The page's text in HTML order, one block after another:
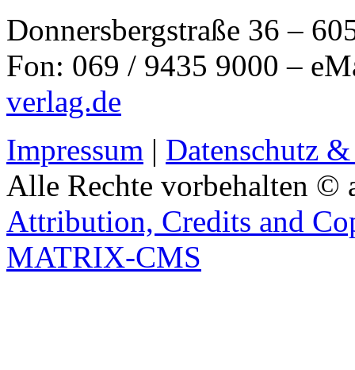
Donnersbergstraße 36 –
Fon: 069 / 9435 9000 –
verlag.de
Impressum | Datenschutz
Alle Rechte vorbehalten ©
Attribution, Credits and
MATRIX-CMS